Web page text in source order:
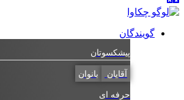
گویندگان
پیشکسوتان
بانوان
حرفه ای